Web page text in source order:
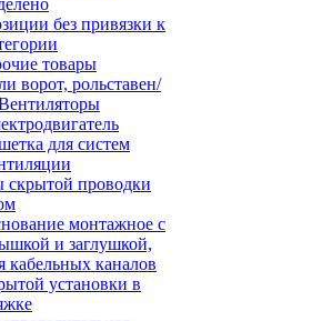
без привязки к
товары
ворот, рольставен/
для систем
скрытой проводки
монтажное с
и заглушкой,
кабельных каналов
установки в